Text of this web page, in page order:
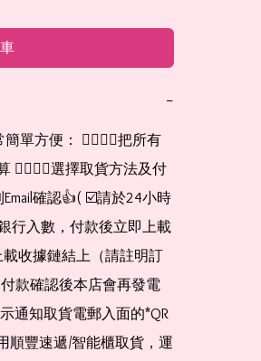
−
單方便： 👉🏻👉🏻把所有
👉🏻👉🏻選擇取貨方法及付
確認👍( ☑️請於24小時
行入數，付款後立即上載
收據鏈結上（請註明訂
款確認後本店會再發電
通知取貨電郵入面的*QR
順豐速遞/智能櫃取貨，運